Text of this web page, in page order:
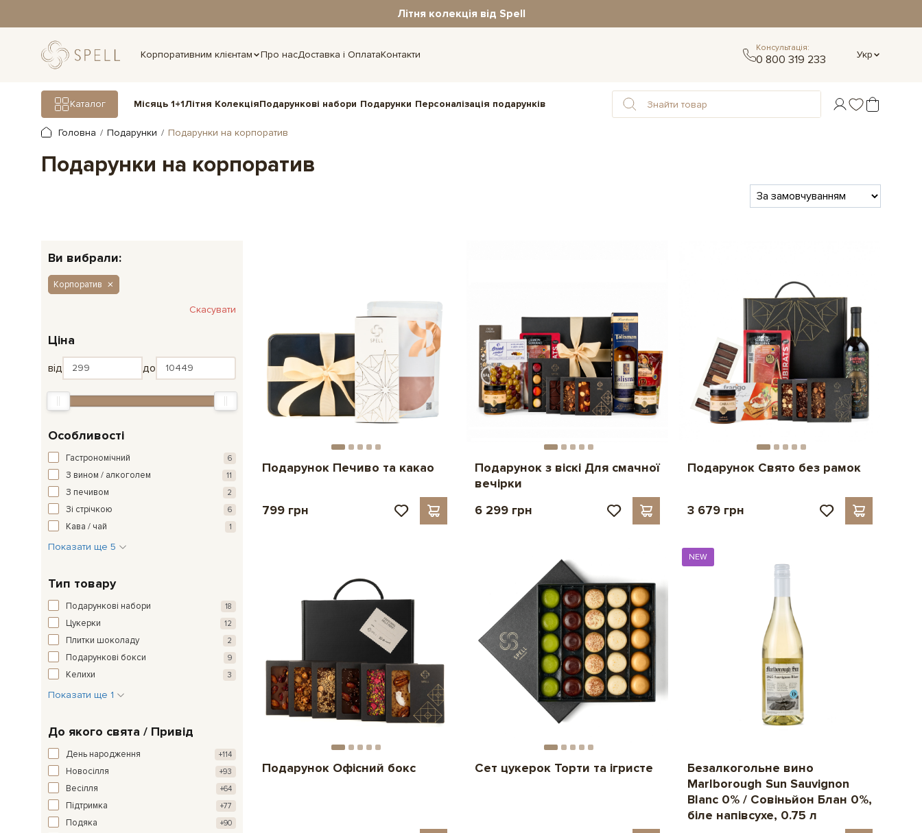
Літня колекція від Spell
Корпоративним клієнтам Про насДоставка і ОплатаКонтакти
Консультація:
0 800 319 233 Укр
Каталог Місяць 1+1Літня КолекціяПодарункові набори Подарунки Персоналізація подарунків
Головна Подарунки Подарунки на корпоратив
Подарунки на корпоратив
Ви вибрали:
Корпоратив
Скасувати
Ціна
від до
Особливості
Гастрономічний 6
З вином / алкоголем 11
З печивом 2
Зі стрічкою 6
Кава / чай 1
Показати ще 5
Тип товару
Подарункові набори 18
Цукерки 12
Плитки шоколаду 2
Подарункові бокси 9
Келихи 3
Показати ще 1
До якого свята / Привід
День народження +114
Новосілля +93
Весілля +64
Підтримка +77
Подяка +90
Подарунок Печиво та какао
799 грн
Подарунок з віскі Для смачної
вечірки
6 299 грн
Подарунок Свято без рамок
3 679 грн
Подарунок Офісний бокс Сет цукерок Торти та ігристе
NEW
Безалкогольне вино
Marlborough Sun Sauvignon
Blanc 0% / Совіньйон Блан 0%,
біле напівсухе, 0.75 л